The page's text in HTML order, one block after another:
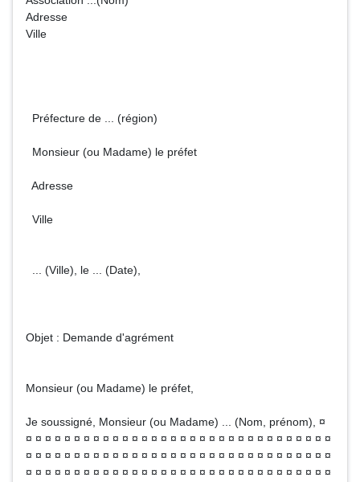
Adresse
Ville
Préfecture de ... (région)
Monsieur (ou Madame) le préfet
Adresse
Ville
... (Ville), le ... (Date),
Objet : Demande d'agrément
Monsieur (ou Madame) le préfet,
Je soussigné, Monsieur (ou Madame) ... (Nom, prénom), ¤
¤ ¤ ¤ ¤ ¤ ¤ ¤ ¤ ¤ ¤ ¤ ¤ ¤ ¤ ¤ ¤ ¤ ¤ ¤ ¤ ¤ ¤ ¤ ¤ ¤ ¤ ¤ ¤ ¤ ¤ ¤ ¤
¤ ¤ ¤ ¤ ¤ ¤ ¤ ¤ ¤ ¤ ¤ ¤ ¤ ¤ ¤ ¤ ¤ ¤ ¤ ¤ ¤ ¤ ¤ ¤ ¤ ¤ ¤ ¤ ¤ ¤ ¤ ¤
¤ ¤ ¤ ¤ ¤ ¤ ¤ ¤ ¤ ¤ ¤ ¤ ¤ ¤ ¤ ¤ ¤ ¤ ¤ ¤ ¤ ¤ ¤ ¤ ¤ ¤ ¤ ¤ ¤ ¤ ¤ ¤